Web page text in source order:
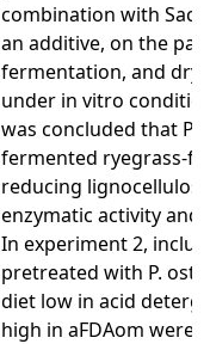
combination with
an additive, on the
fermentation, and dry
under in vitro
was concluded that P.
fermented ryegrass-
reducing
enzymatic activity and
In experiment 2,
pretreated with P.
diet low in acid
high in aFDAom were